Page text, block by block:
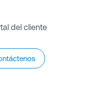
del cliente